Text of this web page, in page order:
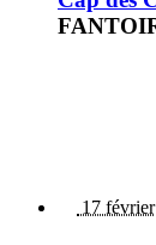
17 février